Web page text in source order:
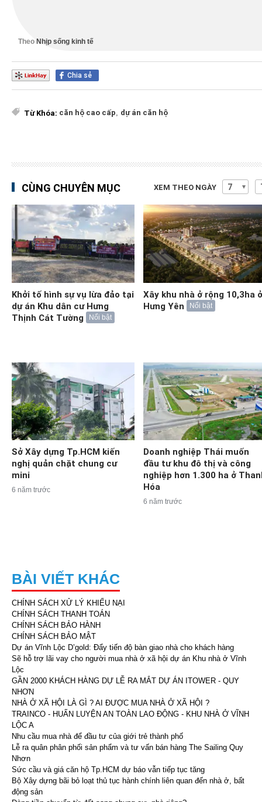
Theo Nhịp sống kinh tế
Chia sẻ
Từ Khóa: căn hộ cao cấp, dự án căn hộ
CÙNG CHUYÊN MỤC XEM THEO NGÀY
Khởi tố hình sự vụ lừa đảo tại
dự án Khu dân cư Hưng
Thịnh Cát Tường
Nổi bật
Xây khu nhà ở rộng 10,3ha ở
Hưng Yên
Nổi bật
Sở Xây dựng Tp.HCM kiến
nghị quản chặt chung cư
mini
6 năm trước
Doanh nghiệp Thái muốn
đầu tư khu đô thị và công
nghiệp hơn 1.300 ha ở
Hóa
6 năm trước
BÀI VIẾT KHÁC
CHÍNH SÁCH XỬ LÝ KHIẾU NẠI
CHÍNH SÁCH THANH TOÁN
CHÍNH SÁCH BẢO HÀNH
CHÍNH SÁCH BẢO MẬT
Dự án Vĩnh Lộc D’gold: Đẩy tiến độ bàn giao nhà cho khách hàng
Sẽ hỗ trợ lãi vay cho người mua nhà ở xã hội dự án Khu nhà ở Vĩnh
Lộc
GẦN 2000 KHÁCH HÀNG DỰ LỄ RA MẮT DỰ ÁN ITOWER - QUY
NHƠN
NHÀ Ở XÃ HỘI LÀ GÌ ? AI ĐƯỢC MUA NHÀ Ở XÃ HỘI ?
TRAINCO - HUẤN LUYỆN AN TOÀN LAO ĐỘNG - KHU NHÀ Ở VĨNH
LỘC A
Nhu cầu mua nhà để đầu tư của giới trẻ thành phố
Lễ ra quân phân phối sản phẩm và tư vấn bán hàng The Sailing Quy
Nhơn
Sức cầu và giá căn hộ Tp.HCM dự báo vẫn tiếp tục tăng
Bộ Xây dựng bãi bỏ loạt thủ tục hành chính liên quan đến nhà ở, bất
động sản